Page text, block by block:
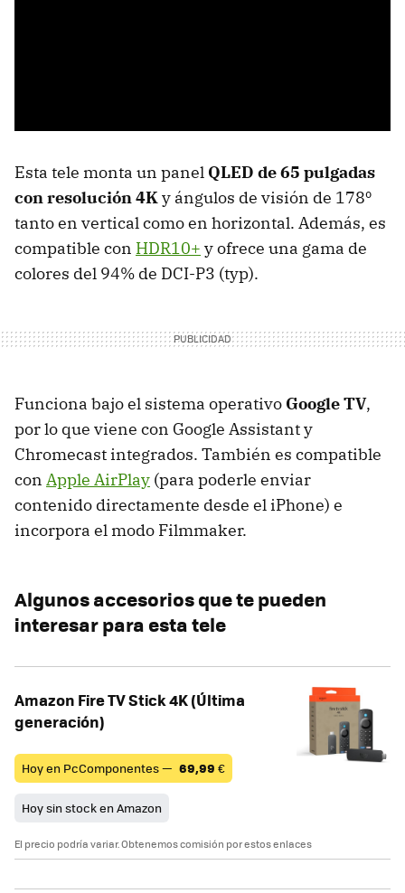
Esta tele monta un panel QLED de 65 pulgadas
con resolución 4Ky ángulos de visión de 178º
tanto en vertical como en horizontal. Además, es
compatible con HDR10+ y ofrece una gama de
colores del 94% de DCI-P3 (typ).
Funciona bajo el sistema operativo Google TV,
por lo que viene con Google Assistant y
Chromecast integrados. También es compatible
con Apple AirPlay (para poderle enviar
contenido directamente desde el iPhone) e
incorpora el modo Filmmaker.
Algunos accesorios que te pueden
interesar para esta tele
Amazon Fire TV Stick 4K (Última
generación)
Hoy en PcComponentes — 69,99 €
Hoy sin stock en Amazon
El precio podría variar. Obtenemos comisión por estos enlaces